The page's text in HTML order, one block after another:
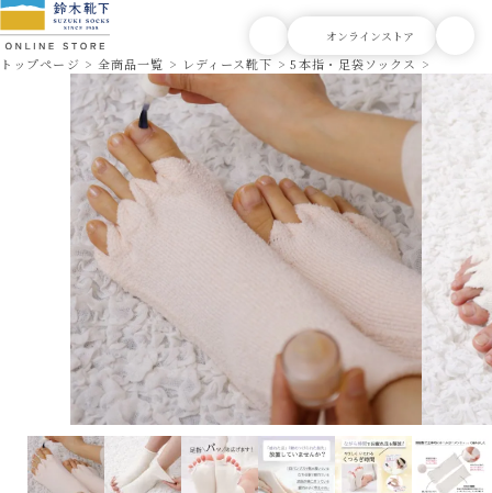
トップページ 全商品一覧 レディース靴下 5本指・足袋ソックス